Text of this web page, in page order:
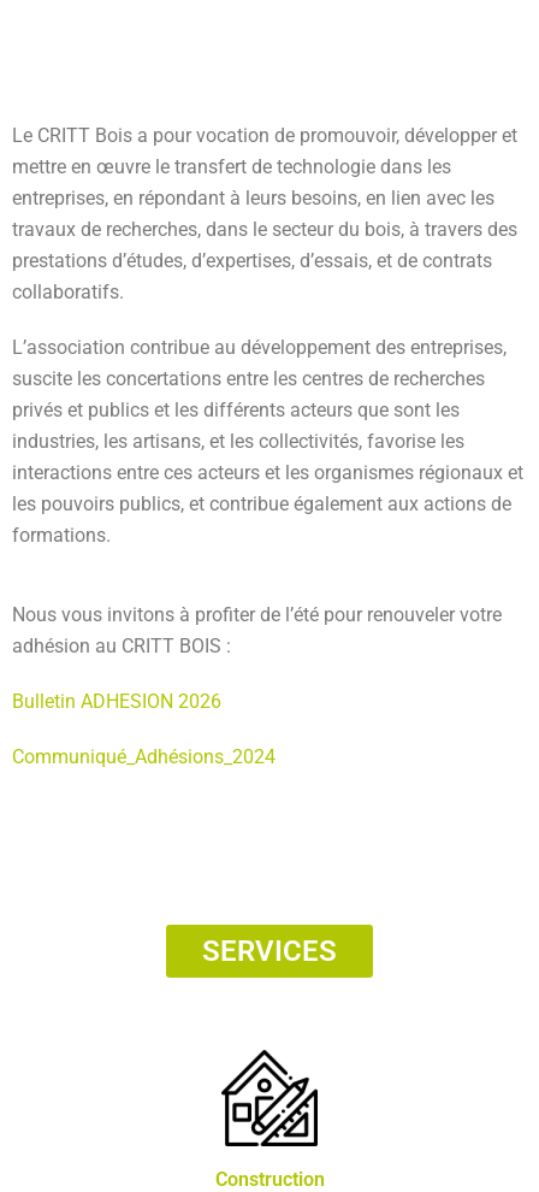
Le CRITT Bois a pour vocation de promouvoir, développer et
mettre en œuvre le transfert de technologie dans les
entreprises, en répondant à leurs besoins, en lien avec les
travaux de recherches, dans le secteur du bois, à travers des
prestations d’études, d’expertises, d’essais, et de contrats
collaboratifs.
L’association contribue au développement des entreprises,
suscite les concertations entre les centres de recherches
privés et publics et les différents acteurs que sont les
industries, les artisans, et les collectivités, favorise les
interactions entre ces acteurs et les organismes régionaux et
les pouvoirs publics, et contribue également aux actions de
formations.
Nous vous invitons à profiter de l’été pour renouveler votre
adhésion au CRITT BOIS :
Bulletin ADHESION 2026
Communiqué_Adhésions_2024
SERVICES
Construction